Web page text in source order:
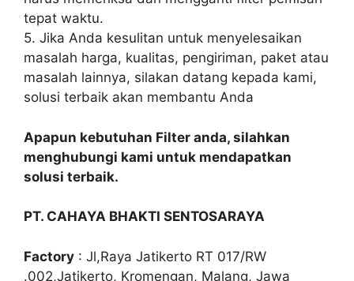
tepat waktu.
5. Jika Anda kesulitan untuk menyelesaikan
masalah harga, kualitas, pengiriman, paket atau
masalah lainnya, silakan datang kepada kami,
solusi terbaik akan membantu Anda
Apapun kebutuhan Filter anda, silahkan
menghubungi kami untuk mendapatkan
solusi terbaik.
PT. CAHAYA BHAKTI SENTOSARAYA
Factory : Jl,Raya Jatikerto RT 017/RW
.002,Jatikerto, Kromengan, Malang, Jawa